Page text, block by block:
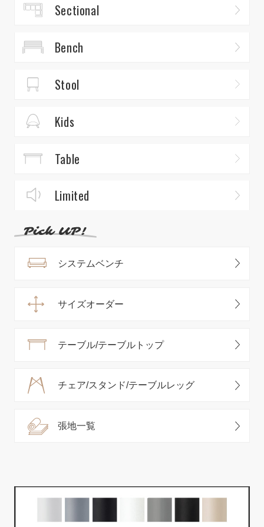
Sectional
Bench
Stool
Kids
Table
Limited
システムベンチ
サイズオーダー
テーブル/テーブルトップ
チェア/スタンド/テーブルレッグ
張地一覧